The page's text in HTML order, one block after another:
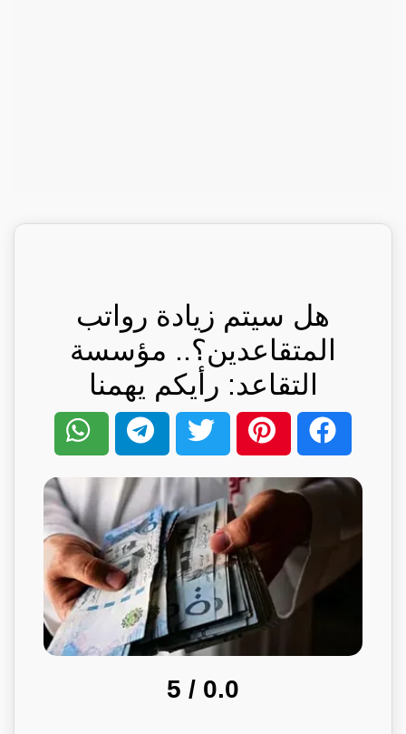
هل سيتم زيادة رواتب
المتقاعدين؟.. مؤسسة
التقاعد: رأيكم يهمنا
0.0
/ 5